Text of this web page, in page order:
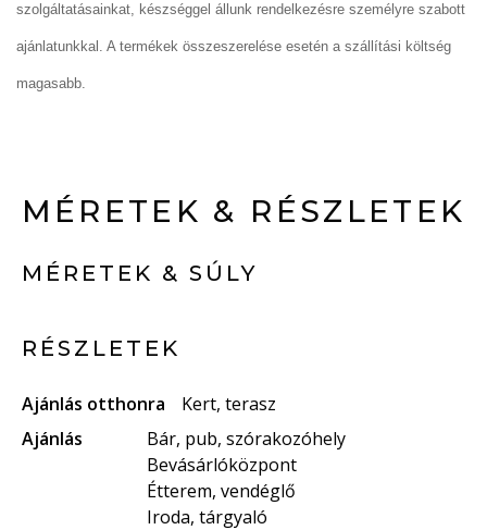
szolgáltatásainkat, készséggel állunk rendelkezésre személyre szabott
ajánlatunkkal. A termékek összeszerelése esetén a szállítási költség
magasabb.
MÉRETEK & RÉSZLETEK
MÉRETEK & SÚLY
RÉSZLETEK
Ajánlás otthonra
Kert, terasz
Ajánlás
Bár, pub, szórakozóhely
Bevásárlóközpont
Étterem, vendéglő
Iroda, tárgyaló